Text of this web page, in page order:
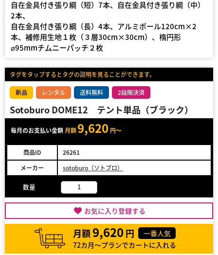
自在金具付き張り綱（短）7本、自在金具付き張り綱（中）
2本、
自在金具付き張り綱（長）4本、アルミポール120cm×2
本、補修用生地１枚（３層30cm×30cm）、楕円形
⌀95mmチムニーパッチ２枚
タグをタップするとタグの説明を見ることができます。
新品 レンタル 送料無料 2段階決済
Sotoburo DOME12 テント単品（ブラック）
毎月のお支払い金額 月額9,620 円～
商品ID
26261
メーカー
sotoburo（ソトブロ）
数量
お気に入り登録する
月額 9,620 円
一番人気
72カ月～プランでカートに入れる